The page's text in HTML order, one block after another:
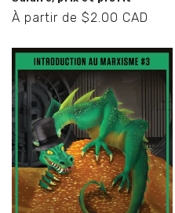
Prix
À partir de $2.00 CAD